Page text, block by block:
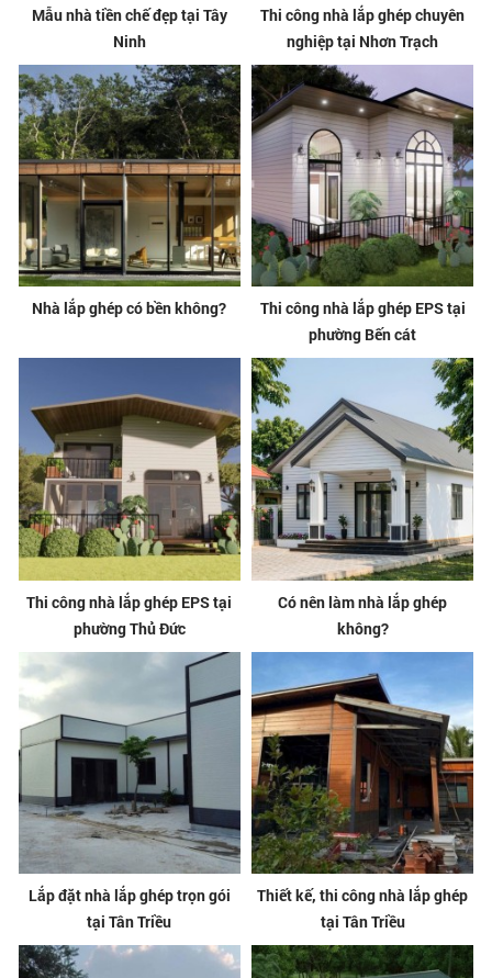
Mẫu nhà tiền chế đẹp tại Tây
Ninh
Thi công nhà lắp ghép chuyên
nghiệp tại Nhơn Trạch
Nhà lắp ghép có bền không?
Thi công nhà lắp ghép EPS tại
phường Bến cát
Thi công nhà lắp ghép EPS tại
phường Thủ Đức
Có nên làm nhà lắp ghép
không?
Lắp đặt nhà lắp ghép trọn gói
tại Tân Triều
Thiết kế, thi công nhà lắp ghép
tại Tân Triều